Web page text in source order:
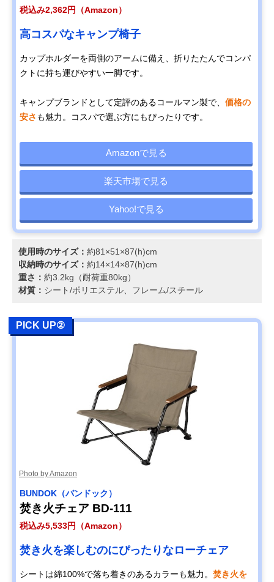
税込み2,362円（Amazon）
高コスパなキャンプ椅子
カップホルダーを両側のアームに備え、折りたたんでコンパ
クトに持ち運びやすい一脚です。
キャンプブランドとして定評のあるコールマン製で、 価格の
安さ も魅力。コスパで選ぶ方にもぴったりです。
Amazonで見る
楽天市場で見る
Yahoo!で見る
使用時のサイズ： 約81×51×87(h)cm
収納時のサイズ： 約14×14×87(h)cm
重さ： 約3.2kg（耐荷重80kg）
材質： シート/ポリエステル、フレーム/スチール
PICK UP②
Photo by Amazon
BUNDOK（バンドック）
焚き火チェア BD-111
税込み5,533円（Amazon）
焚き火を楽しむのにぴったりなローチェア
シートは綿100%で落ち着きのあるカラーも魅力。 焚き火を